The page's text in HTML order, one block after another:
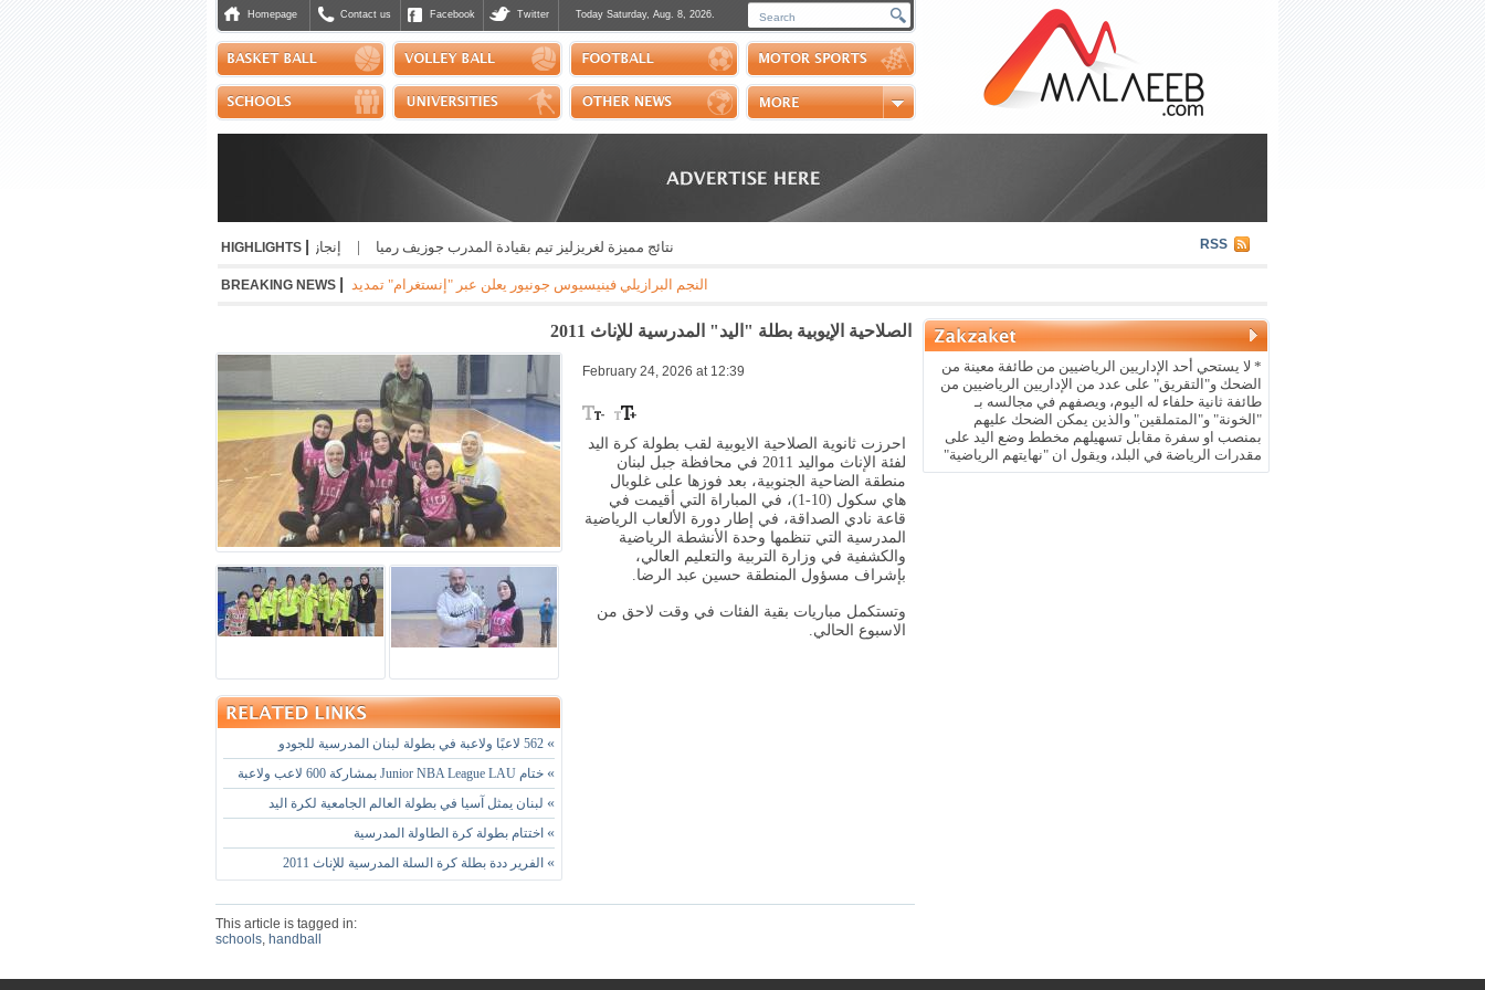
Homepage Contact us Facebook Twitter Today Saturday, Aug. 8, 2026.
Polls
Scores
Handball
HIGHLIGHTS |
إنجاز مشرّف للبنان دولياً في رياضة الجوجيتسو | نتائج مميزة لغريزليز تيم بقيادة المدرب جوزيف رميا RSS
BREAKING NEWS |
النجم البرازيلي فينيسيوس جونيور يعلن عبر "إنستغرام" تمديد عقده مع ريال مدريد الاسباني لست سنوات مقبلة براتب سنوي بقيمة 24
الصلاحية الإيوبية بطلة "اليد" المدرسية للإناث 2011
»
» ختام Junior NBA League LAU بمشاركة 600 لاعب ولاعبة
» لبنان يمثل آسيا في بطولة العالم الجامعية لكرة اليد
» اختتام بطولة كرة الطاولة المدرسية
» الفرير ددة بطلة كرة السلة المدرسية للإناث 2011
February 24, 2026 at 12:39
احرزت ثانوية الصلاحية الايوبية لقب بطولة كرة اليد
لفئة الإناث مواليد 2011 في محافظة جبل لبنان
منطقة الضاحية الجنوبية، بعد فوزها على غلوبال
هاي سكول (10-1)، في المباراة التي أقيمت في
قاعة نادي الصداقة، في إطار دورة الألعاب الرياضية
المدرسية التي تنظمها وحدة الأنشطة الرياضية
والكشفية في وزارة التربية والتعليم العالي،
بإشراف مسؤول المنطقة حسين عبد الرضا.
وتستكمل مباريات بقية الفئات في وقت لاحق من
الاسبوع الحالي.
This article is tagged in:
schools, handball
* لا يستحي أحد الإداريين الرياضيين من طائفة معينة من
الضحك و"التقريق" على عدد من الإداريين الرياضيين من
طائفة ثانية حلفاء له اليوم، ويصفهم في مجالسه بـ
"الخونة" و"المتملقين" والذين يمكن الضحك عليهم
بمنصب او سفرة مقابل تسهيلهم مخطط وضع اليد على
مقدرات الرياضة في البلد، ويقول ان "نهايتهم الرياضية"